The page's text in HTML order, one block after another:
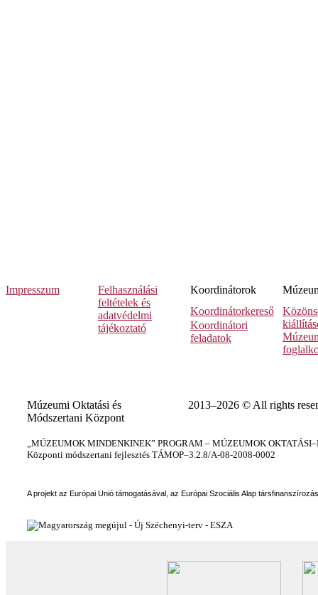
Impresszum
Felhasználási
feltételek és
adatvédelmi
tájékoztató
Koordinátorok
Koordinátorkereső
Koordinátori
feladatok
Múzeumi Oktatási és
Módszertani Központ
2013–2026 © All rights
„MÚZEUMOK MINDENKINEK” PROGRAM – MÚZEUMOK
Központi módszertani fejlesztés TÁMOP–3.2.8/A-08-2008-0002
A projekt az Európai Unió támogatásával, az Európai Szociális Alap